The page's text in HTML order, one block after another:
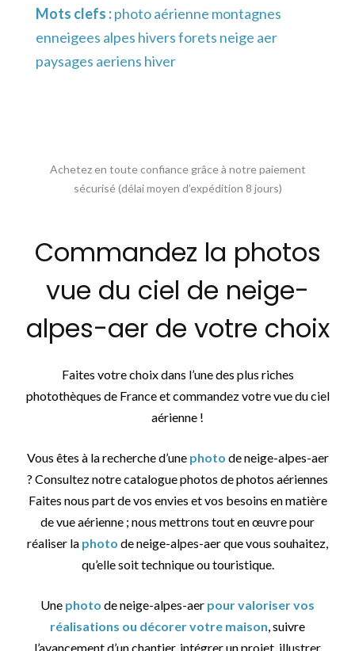
Mots clefs :photo aérienne montagnes
enneigees alpes hivers forets neige aer
paysages aeriens hiver
Achetez en toute confiance grâce à notre paiement
sécurisé (délai moyen d’expédition 8 jours)
Commandez la photos
vue du ciel de neige-
alpes-aer de votre choix
Faites votre choix dans l’une des plus riches
photothèques de France et commandez votre vue du ciel
aérienne !
Vous êtes à la recherche d’une photo de neige-alpes-aer
? Consultez notre catalogue photos de photos aériennes
Faites nous part de vos envies et vos besoins en matière
de vue aérienne ; nous mettrons tout en œuvre pour
réaliser la photo de neige-alpes-aer que vous souhaitez,
qu’elle soit technique ou touristique.
Une photo de neige-alpes-aer pour valoriser vos
réalisations ou décorer votre maison, suivre
l’avancement d’un chantier, intégrer un projet, illustrer